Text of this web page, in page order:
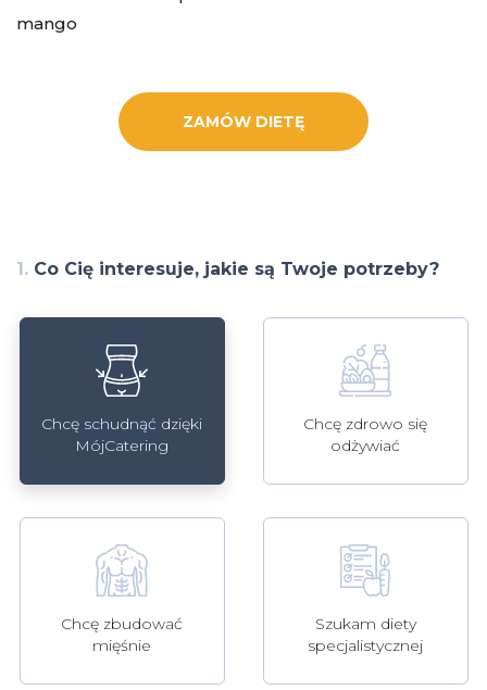
mango
ZAMÓW DIETĘ
1. Co Cię interesuje, jakie są Twoje potrzeby?
Chcę schudnąć dzięki
MójCatering
Chcę zdrowo się
odżywiać
Chcę zbudować
mięśnie
Szukam diety
specjalistycznej